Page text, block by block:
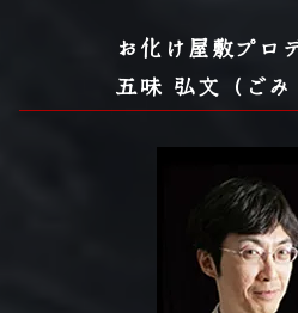
お化け屋敷プロ
五味 弘文（ごみ